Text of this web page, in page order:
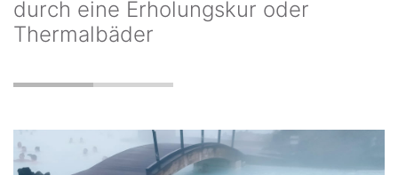
durch eine Erholungskur oder
Thermalbäder